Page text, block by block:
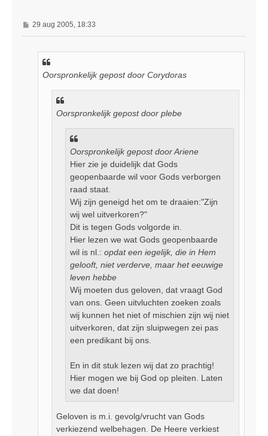
B
e
29 aug 2005, 18:33
Oorspronkelijk gepost door Corydoras
Oorspronkelijk gepost door plebe
Oorspronkelijk gepost door Ariene
Hier zie je duidelijk dat Gods
geopenbaarde wil voor Gods verborgen
raad staat.
Wij zijn geneigd het om te draaien:"Zijn
wij wel uitverkoren?"
Dit is tegen Gods volgorde in.
Hier lezen we wat Gods geopenbaarde
wil is nl.: opdat een iegelijk, die in Hem
gelooft, niet verderve, maar het eeuwige
leven hebbe
Wij moeten dus geloven, dat vraagt God
van ons. Geen uitvluchten zoeken zoals
wij kunnen het niet of mischien zijn wij niet
uitverkoren, dat zijn sluipwegen zei pas
een predikant bij ons.
En in dit stuk lezen wij dat zo prachtig!
Hier mogen we bij God op pleiten. Laten
we dat doen!
Geloven is m.i. gevolg/vrucht van Gods
verkiezend welbehagen. De Heere verkiest